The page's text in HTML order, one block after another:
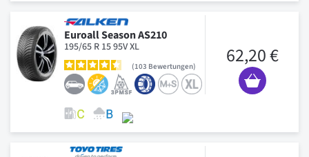
Euroall Season AS210
195/65 R 15 95V XL
103 Bewertungen 62,20 €